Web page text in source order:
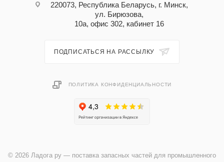
220073, Республика Беларусь, г. Минск,
ул. Бирюзова,
10а, офис 302, кабинет 16
ПОДПИСАТЬСЯ НА РАССЫЛКУ
ПОЛИТИКА КОНФИДЕНЦИАЛЬНОСТИ
© 2026 Ладога ру — поставка запасных частей для промышленного